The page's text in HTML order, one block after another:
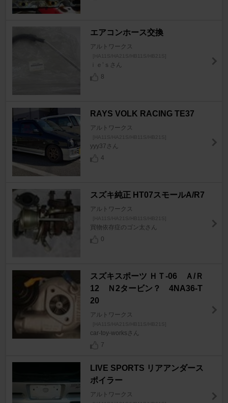
エアコンホース交換
アルトワークス
[HA11S/HA21S/HB11S/HB21S]
ｉｅ’ｓさん
8
RAYS VOLK RACING TE37
アルトワークス
[HA11S/HA21S/HB11S/HB21S]
yyy37さん
4
スズキ純正 HT07スモールA/R7
アルトワークス
[HA11S/HA21S/HB11S/HB21S]
買物依存症のゴン太さん
0
スズキスポーツ ＨＴ-06 Ａ/Ｒ
12 Ｎ2タービン？ 4NA36-T
20
アルトワークス
[HA11S/HA21S/HB11S/HB21S]
car-toy-worksさん
7
LIVE SPORTS リアアンダース
ポイラー
アルトワークス